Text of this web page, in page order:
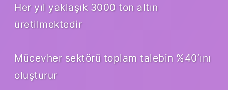
Her yıl yaklaşık 3000 ton altın
üretilmektedir
Mücevher sektörü toplam talebin %40’ını
oluşturur